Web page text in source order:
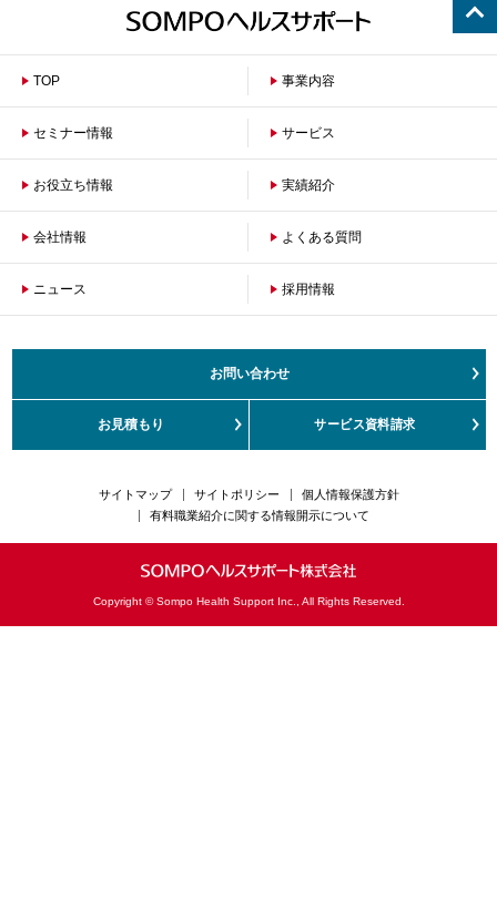
TOP 事業内容
セミナー情報 サービス
保険者のお客さまへ 企業のお客さまへ
お役立ち情報 実績紹介
会社情報
会社概要 沿革
よくある質問
ニュース 採用情報
お問い合わせ
お見積もり サービス資料請求
サイトマップ サイトポリシー
個人情報保護方針
有料職業紹介に関する情報開示について
Copyright © Sompo Health Support Inc., All Rights Reserved.